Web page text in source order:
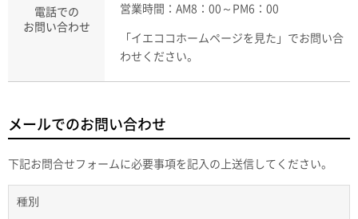
電話での
お問い合わせ
営業時間：AM8：00～PM6：00
「イエココホームページを見た」 でお問い合
わせください。
メールでのお問い合わせ
下記お問合せフォームに必要事項を記入の上送信してください。
種別